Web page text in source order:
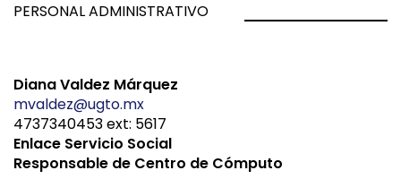
PERSONAL ADMINISTRATIVO
Diana Valdez Márquez
mvaldez@ugto.mx
4737340453 ext: 5617
Enlace Servicio Social
Responsable de Centro de Cómputo